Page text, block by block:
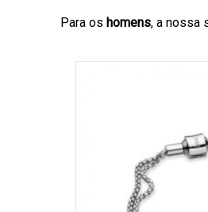
Para os homens, a nossa